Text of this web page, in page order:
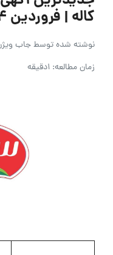
کاله | فروردین 1404
نوشته شده توسطجاب
زمان مطالعه: 1دقیقه